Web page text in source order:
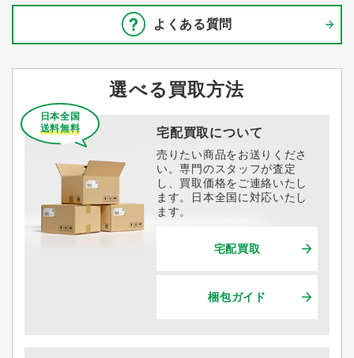
よくある質問
選べる買取方法
宅配買取について
日本全国
送料無料
売りたい商品をお送りくださ
い。専門のスタッフが査定
し、買取価格をご連絡いたし
ます。日本全国に対応いたし
ます。
宅配買取
梱包ガイド